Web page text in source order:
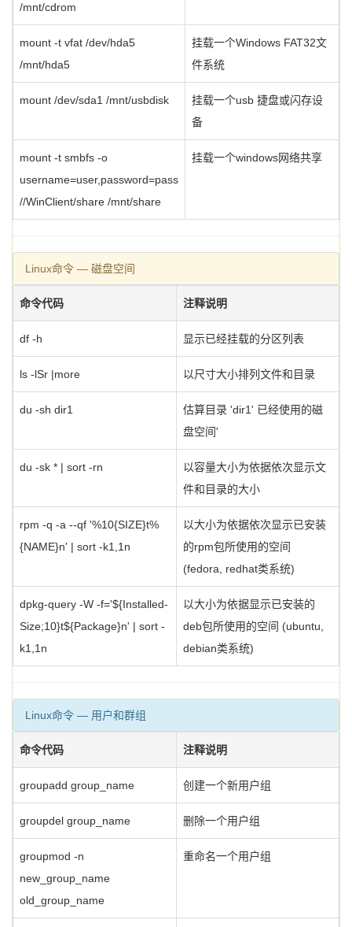
/mnt/cdrom
mount -t vfat /dev/hda5
/mnt/hda5
挂载一个Windows FAT32文
件系统
mount /dev/sda1 /mnt/usbdisk
挂载一个usb 捷盘或闪存设
备
mount -t smbfs -o
username=user,password=pass
//WinClient/share /mnt/share
挂载一个windows网络共享
Linux命令 — 磁盘空间
命令代码 注释说明
df -h 显示已经挂载的分区列表
ls -lSr |more 以尺寸大小排列文件和目录
du -sh dir1
估算目录 'dir1' 已经使用的磁
盘空间'
du -sk * | sort -rn
以容量大小为依据依次显示文
件和目录的大小
rpm -q -a --qf '%10{SIZE}t%
{NAME}n' | sort -k1,1n
以大小为依据依次显示已安装
的rpm包所使用的空间
(fedora, redhat类系统)
dpkg-query -W -f='${Installed-
Size;10}t${Package}n' | sort -
k1,1n
以大小为依据显示已安装的
deb包所使用的空间 (ubuntu,
debian类系统)
Linux命令 — 用户和群组
命令代码 注释说明
groupadd group_name 创建一个新用户组
groupdel group_name 删除一个用户组
groupmod -n
new_group_name
old_group_name
重命名一个用户组